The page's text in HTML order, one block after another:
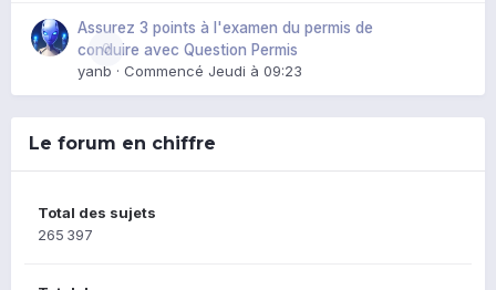
0
Assurez 3 points à l'examen du permis de
conduire avec Question Permis
yanb · Commencé Jeudi à 09:23
Le forum en chiffre
Total des sujets
265 397